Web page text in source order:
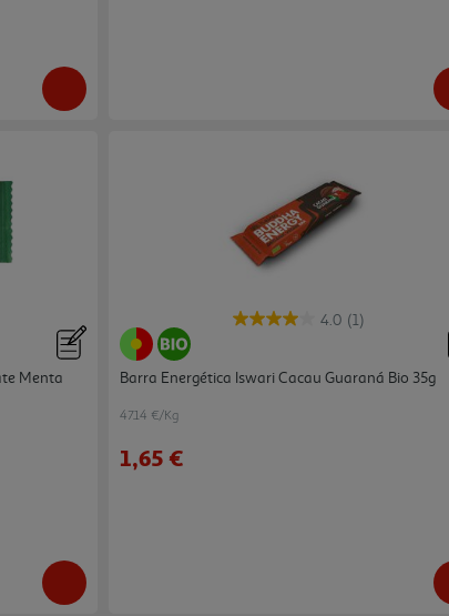
Menta
4.0 (1)
Barra Energética Iswari Cacau Guaraná Bio 35g
47.14 €/Kg
1,65 €